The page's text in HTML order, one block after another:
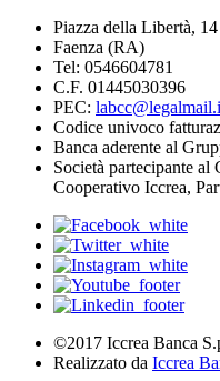
Piazza della Libertà,
Faenza (RA)
Tel: 0546604781
C.F. 01445030396
PEC:
Codice univoco
Banca aderente al
Società partecipante
Cooperativo Iccrea,
©2017 Iccrea Banca
Realizzato da Iccrea